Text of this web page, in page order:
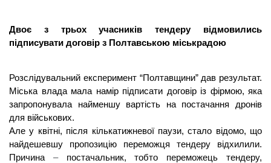
Двоє з трьох учасників тендеру відмовились
підписувати договір з Полтавською міськрадою
Розслідувальний експеримент “Полтавщини” дав результат.
Міська влада мала намір підписати договір із фірмою, яка
запропонувала найменшу вартість на постачання дронів
для військових.
найдешевшу пропозицію переможця тендеру відхилили.
Причина – постачальник, тобто переможець тендеру,